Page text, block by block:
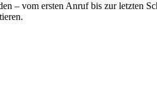
– vom ersten Anruf bis zur letzten